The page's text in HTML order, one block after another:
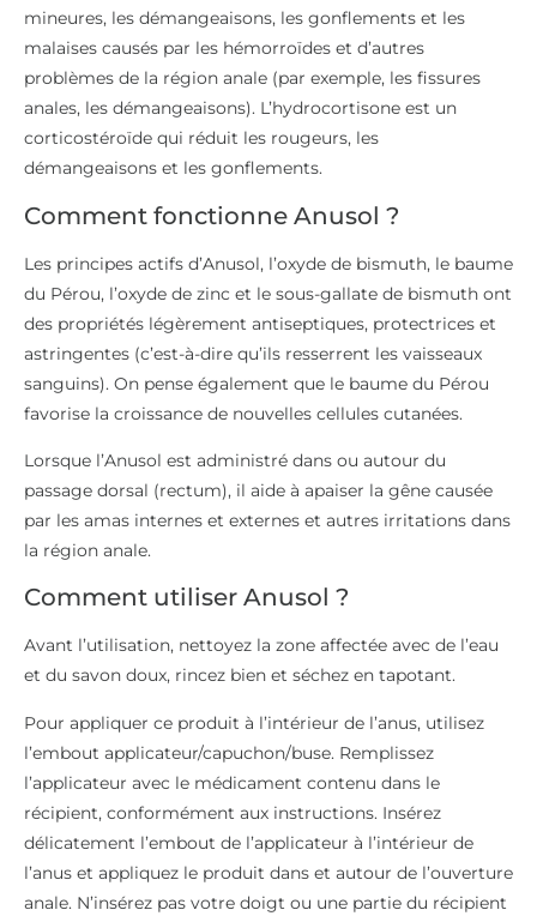
mineures, les démangeaisons, les gonflements et les
malaises causés par les hémorroïdes et d’autres
problèmes de la région anale (par exemple, les fissures
anales, les démangeaisons). L’hydrocortisone est un
corticostéroïde qui réduit les rougeurs, les
démangeaisons et les gonflements.
Comment fonctionne Anusol ?
Les principes actifs d’Anusol, l’oxyde de bismuth, le baume
du Pérou, l’oxyde de zinc et le sous-gallate de bismuth ont
des propriétés légèrement antiseptiques, protectrices et
astringentes (c’est-à-dire qu’ils resserrent les vaisseaux
sanguins). On pense également que le baume du Pérou
favorise la croissance de nouvelles cellules cutanées.
Lorsque l’Anusol est administré dans ou autour du
passage dorsal (rectum), il aide à apaiser la gêne causée
par les amas internes et externes et autres irritations dans
la région anale.
Comment utiliser Anusol ?
Avant l’utilisation, nettoyez la zone affectée avec de l’eau
et du savon doux, rincez bien et séchez en tapotant.
Pour appliquer ce produit à l’intérieur de l’anus, utilisez
l’embout applicateur/capuchon/buse. Remplissez
l’applicateur avec le médicament contenu dans le
récipient, conformément aux instructions. Insérez
délicatement l’embout de l’applicateur à l’intérieur de
l’anus et appliquez le produit dans et autour de l’ouverture
anale. N’insérez pas votre doigt ou une partie du récipient